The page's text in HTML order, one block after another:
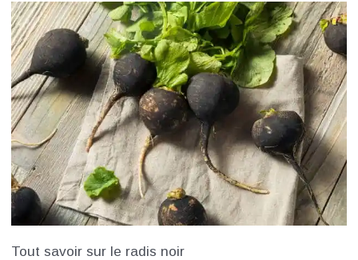
Tout savoir sur le radis noir
Tout
savoir
sur
le
radis
noir